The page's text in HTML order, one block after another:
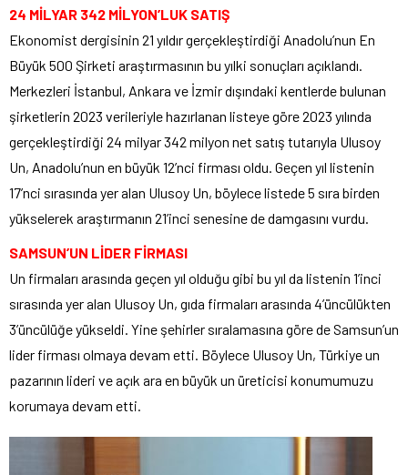
24 MİLYAR 342 MİLYON’LUK SATIŞ
Ekonomist dergisinin 21 yıldır gerçekleştirdiği Anadolu’nun En
Büyük 500 Şirketi araştırmasının bu yılki sonuçları açıklandı.
Merkezleri İstanbul, Ankara ve İzmir dışındaki kentlerde bulunan
şirketlerin 2023 verileriyle hazırlanan listeye göre 2023 yılında
gerçekleştirdiği 24 milyar 342 milyon net satış tutarıyla Ulusoy
Un, Anadolu’nun en büyük 12’nci firması oldu. Geçen yıl listenin
17’nci sırasında yer alan Ulusoy Un, böylece listede 5 sıra birden
yükselerek araştırmanın 21’inci senesine de damgasını vurdu.
SAMSUN’UN LİDER FİRMASI
Un firmaları arasında geçen yıl olduğu gibi bu yıl da listenin 1’inci
sırasında yer alan Ulusoy Un, gıda firmaları arasında 4’üncülükten
3’üncülüğe yükseldi. Yine şehirler sıralamasına göre de Samsun’un
lider firması olmaya devam etti. Böylece Ulusoy Un, Türkiye un
pazarının lideri ve açık ara en büyük un üreticisi konumumuzu
korumaya devam etti.